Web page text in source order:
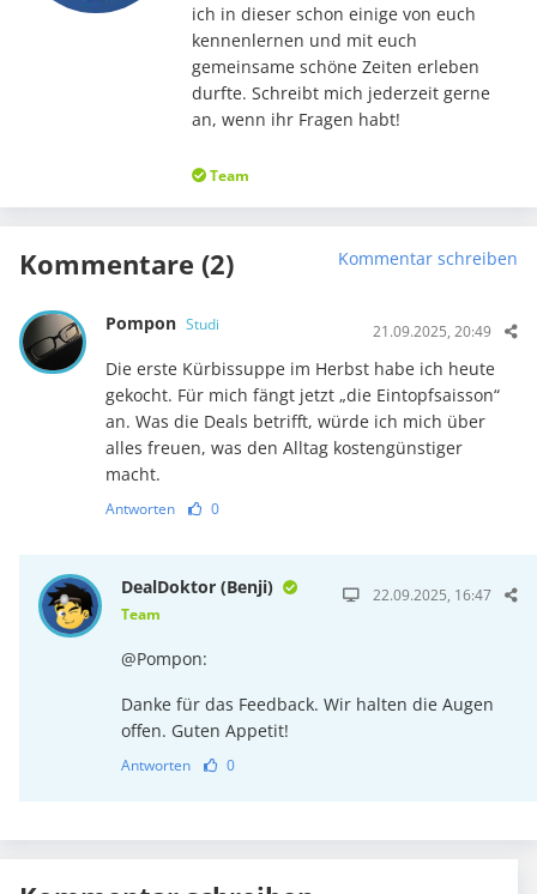
ich in dieser schon einige von euch
kennenlernen und mit euch
gemeinsame schöne Zeiten erleben
durfte. Schreibt mich jederzeit gerne
an, wenn ihr Fragen habt!
Team
Kommentare (2) Kommentar schreiben
Pompon Studi 21.09.2025, 20:49
Die erste Kürbissuppe im Herbst habe ich heute
gekocht. Für mich fängt jetzt „die Eintopfsaisson“
an. Was die Deals betrifft, würde ich mich über
alles freuen, was den Alltag kostengünstiger
macht.
Antworten 0
DealDoktor (Benji)
Team
22.09.2025, 16:47
@Pompon:
Danke für das Feedback. Wir halten die Augen
offen. Guten Appetit!
Antworten 0